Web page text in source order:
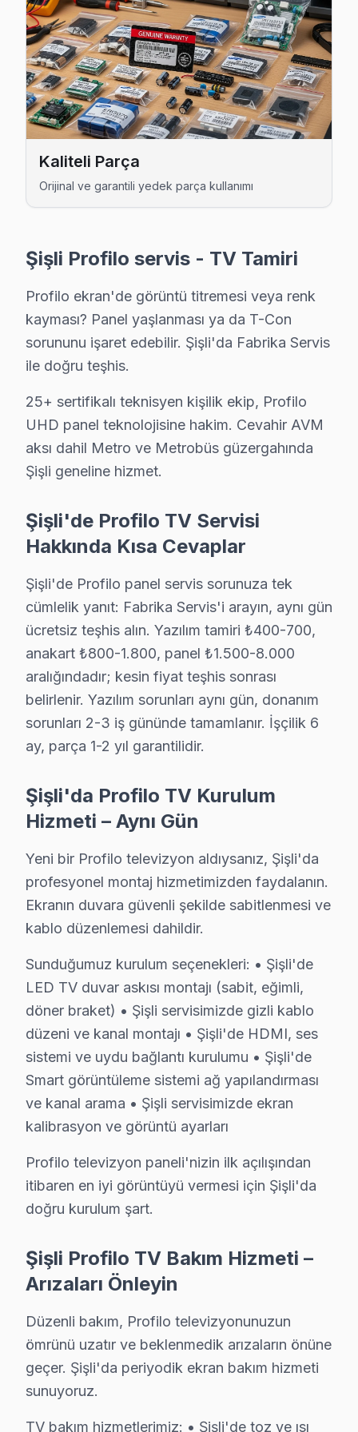
İnönü Profilo Servis
Şişli'da İnönü mahallesi için Profilo TV fiyat teklifi almak
Profilo Servis Merkezi →
İzzet Paşa Profilo Servis
İzzet Paşa'de Profilo TV güç kartı kondansatör şişmesi en
İzzet Paşa Profilo Açılmıyor Arıza →
Kaptanpaşa Profilo Servis
Kaptanpaşa sakinleri Profilo TV arızaları için sık bizi
Kuştepe Profilo Servis
Mahmut Şevket Paşa Profilo Servis
Şişli'nın Mahmut Şevket Paşa bölgesindeki Profilo
Mecidiyeköy Profilo Servis
Mecidiyeköy mahallesi Profilo TV servis hattımız günlük
Şişli TV Servis Merkezi →
Meşrutiyet Profilo Servis
Şişli'nın Meşrutiyet bölgesindeki Profilo müşterilerimiz
Nişantaşı Profilo Servis
Nişantaşı sakinleri için Profilo TV tamir hizmetimiz: teşhis
Nişantaşı Profilo Açılmıyor Arıza →
Osmanbey Profilo Servis
Şişli'da Osmanbey mahallesi Profilo kullanıcıları arıza
Profilo Servis Merkezi →
Paşa Profilo Açılmıyor Arıza →
Şişli'nın Teşvikiye bölgesindeki Profilo müşterilerimiz tamir
Şişli Profilo Servis →
Yayla Profilo Servis
Yayla Profilo Açılmıyor Arıza →
Şişli Profilo TV Servis Hizmet Bölgesi
Şişli bölgesine kapıya gelen Profilo TV tamir servisi
Kaliteli Parça
Orijinal ve garantili yedek parça kullanımı
Şişli Profilo servis - TV Tamiri
Profilo ekran'de görüntü titremesi veya renk
kayması? Panel yaşlanması ya da T-Con
sorununu işaret edebilir. Şişli'da Fabrika Servis
ile doğru teşhis.
25+ sertifikalı teknisyen kişilik ekip, Profilo
UHD panel teknolojisine hakim. Cevahir AVM
aksı dahil Metro ve Metrobüs güzergahında
Şişli geneline hizmet.
Şişli'de Profilo TV Servisi
Hakkında Kısa Cevaplar
Şişli'de Profilo panel servis sorunuza tek
cümlelik yanıt: Fabrika Servis'i arayın, aynı gün
ücretsiz teşhis alın. Yazılım tamiri ₺400-700,
anakart ₺800-1.800, panel ₺1.500-8.000
aralığındadır; kesin fiyat teşhis sonrası
belirlenir. Yazılım sorunları aynı gün, donanım
sorunları 2-3 iş gününde tamamlanır. İşçilik 6
ay, parça 1-2 yıl garantilidir.
Şişli'da Profilo TV Kurulum
Hizmeti – Aynı Gün
Yeni bir Profilo televizyon aldıysanız, Şişli'da
profesyonel montaj hizmetimizden faydalanın.
Ekranın duvara güvenli şekilde sabitlenmesi ve
kablo düzenlemesi dahildir.
Sunduğumuz kurulum seçenekleri: • Şişli'de
LED TV duvar askısı montajı (sabit, eğimli,
döner braket) • Şişli servisimizde gizli kablo
düzeni ve kanal montajı • Şişli'de HDMI, ses
sistemi ve uydu bağlantı kurulumu • Şişli'de
Smart görüntüleme sistemi ağ yapılandırması
ve kanal arama • Şişli servisimizde ekran
kalibrasyon ve görüntü ayarları
Profilo televizyon paneli'nizin ilk açılışından
itibaren en iyi görüntüyü vermesi için Şişli'da
doğru kurulum şart.
Şişli Profilo TV Bakım Hizmeti –
Arızaları Önleyin
Düzenli bakım, Profilo televizyonunuzun
ömrünü uzatır ve beklenmedik arızaların önüne
geçer. Şişli'da periyodik ekran bakım hizmeti
sunuyoruz.
TV bakım hizmetlerimiz: • Şişli'de toz ve ısı